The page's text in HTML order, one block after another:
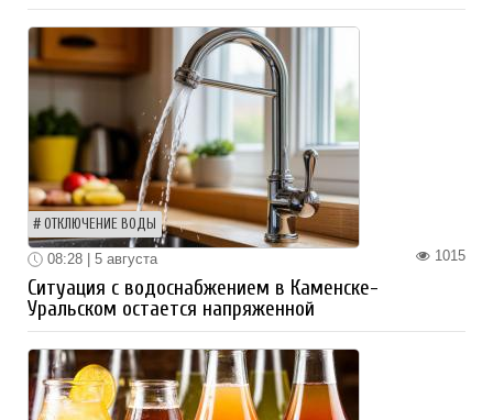
ОТКЛЮЧЕНИЕ ВОДЫ
1015
08:28 | 5 августа
Ситуация с водоснабжением в Каменске-
Уральском остается напряженной